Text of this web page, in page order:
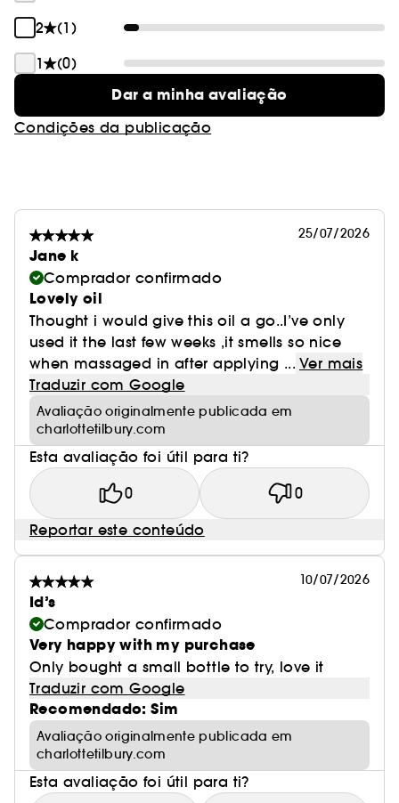
2
(1)
1
(0)
Dar a minha avaliação
Condições da publicação
25/07/2026
Jane k
Comprador confirmado
Lovely oil
Thought i would give this oil a go..I’ve only
used it the last few weeks ,it smells so nice
when massaged in after applying ... Ver mais
Traduzir com Google
Avaliação originalmente publicada em
charlottetilbury.com
Esta avaliação foi útil para ti?
0 0
Reportar este conteúdo
10/07/2026
Id’s
Comprador confirmado
Very happy with my purchase
Only bought a small bottle to try, love it
Traduzir com Google
Recomendado: Sim
Avaliação originalmente publicada em
charlottetilbury.com
Esta avaliação foi útil para ti?